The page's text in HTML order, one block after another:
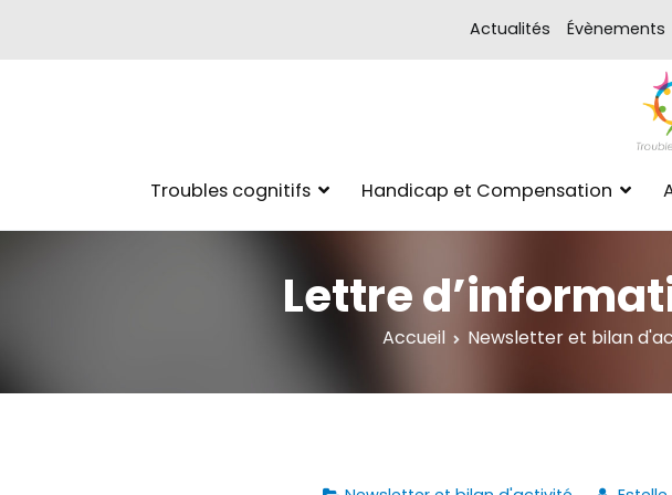
Actualités Évènements
Troubles cognitifs Handicap et Compensation
Lettre
Accueil Newsletter et bilan